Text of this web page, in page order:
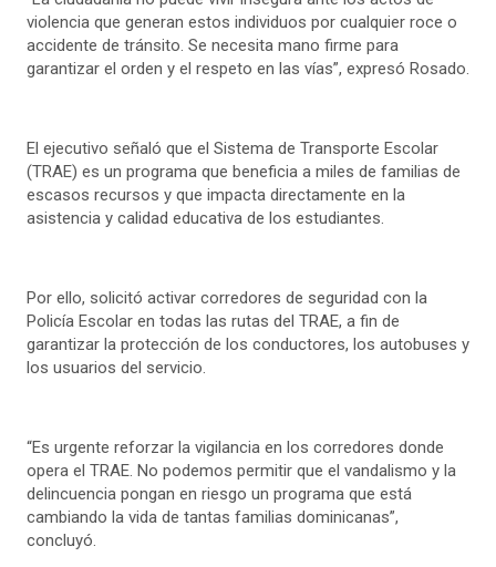
violencia que generan estos individuos por cualquier roce o
accidente de tránsito. Se necesita mano firme para
garantizar el orden y el respeto en las vías”, expresó Rosado.
El ejecutivo señaló que el Sistema de Transporte Escolar
(TRAE) es un programa que beneficia a miles de familias de
escasos recursos y que impacta directamente en la
asistencia y calidad educativa de los estudiantes.
Por ello, solicitó activar corredores de seguridad con la
Policía Escolar en todas las rutas del TRAE, a fin de
garantizar la protección de los conductores, los autobuses y
los usuarios del servicio.
“Es urgente reforzar la vigilancia en los corredores donde
opera el TRAE. No podemos permitir que el vandalismo y la
delincuencia pongan en riesgo un programa que está
cambiando la vida de tantas familias dominicanas”,
concluyó.